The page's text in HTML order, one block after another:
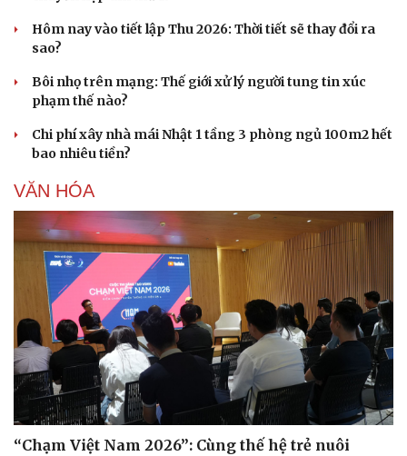
Hôm nay vào tiết lập Thu 2026: Thời tiết sẽ thay đổi ra
sao?
Bôi nhọ trên mạng: Thế giới xử lý người tung tin xúc
phạm thế nào?
Chi phí xây nhà mái Nhật 1 tầng 3 phòng ngủ 100m2 hết
bao nhiêu tiền?
VĂN HÓA
“Chạm Việt Nam 2026”: Cùng thế hệ trẻ nuôi